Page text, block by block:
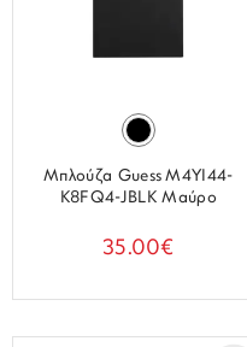
Μπλούζα Guess M4YI44-
K8FQ4-JBLK Μαύρο
35.00€